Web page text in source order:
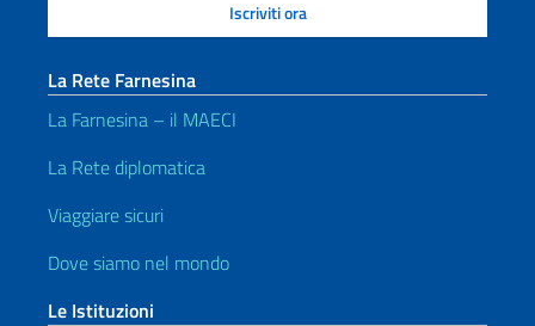
La Rete Farnesina
La Farnesina – il MAECI
La Rete diplomatica
Viaggiare sicuri
Dove siamo nel mondo
Le Istituzioni